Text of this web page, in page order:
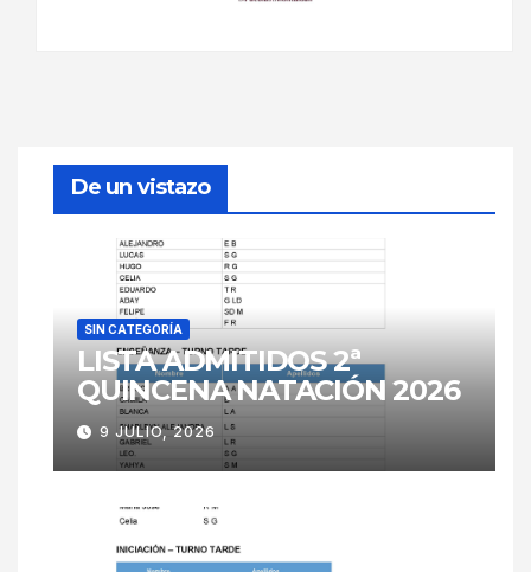
De un vistazo
SIN CATEGORÍA
LISTA ADMITIDOS 2ª
QUINCENA NATACIÓN 2026
9 JULIO, 2026